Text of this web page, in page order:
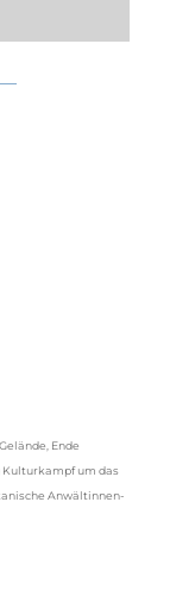
Arm des
Ende
Kulturkampf um das
Anwältinnen-